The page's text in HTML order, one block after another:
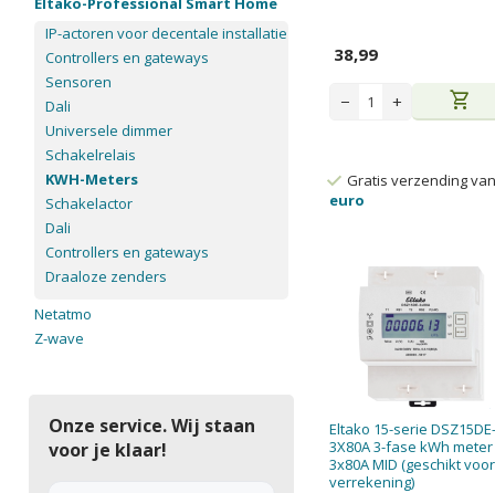
38,99
− + shopping_cart
Gratis verzending
euro
Eltako 15-serie DSZ15DE-
3X80A 3-fase kWh meter
3x80A MID (geschikt voor
verrekening)
IP-actoren voor decentale installatie
Controllers en gateways
Sensoren
Dali
Universele dimmer
Schakelrelais
KWH-Meters
Schakelactor
Dali
Controllers en gateways
Draaloze zenders
Netatmo
Z-wave
Onze service. Wij staan
voor je klaar!